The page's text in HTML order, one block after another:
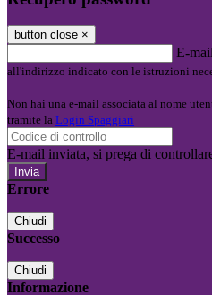
button close ×
E-mail
all'indirizzo indicato con le istruzioni
Non hai una e-mail associata al nome
tramite la Login Spaggiari
E-mail inviata, si prega di
Errore
Chiudi
Successo
Chiudi
Informazione